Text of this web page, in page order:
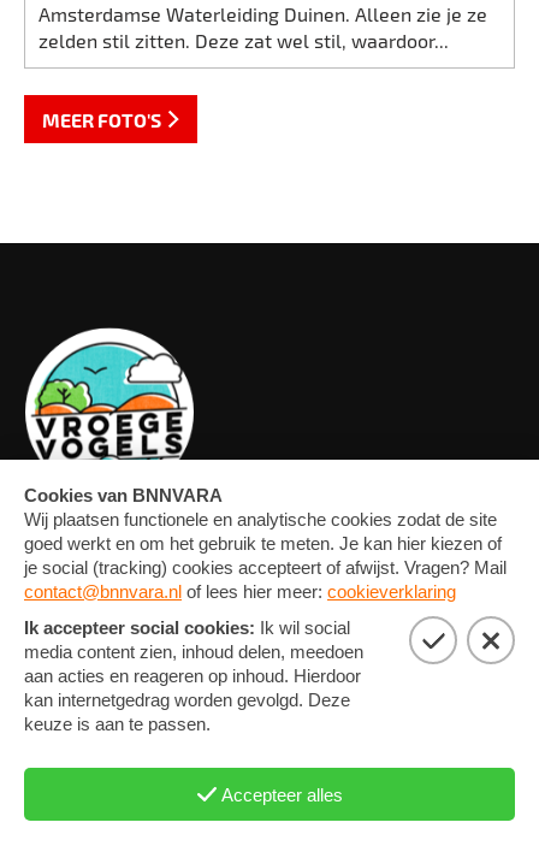
Amsterdamse Waterleiding Duinen. Alleen zie je ze
zelden stil zitten. Deze zat wel stil, waardoor...
MEER FOTO'S
OVERZICHT
ARTIKELEN
FOTO'S
FORUM
NIEUWSBRIEF
STATEMENT
COOKIE-INSTELLINGEN